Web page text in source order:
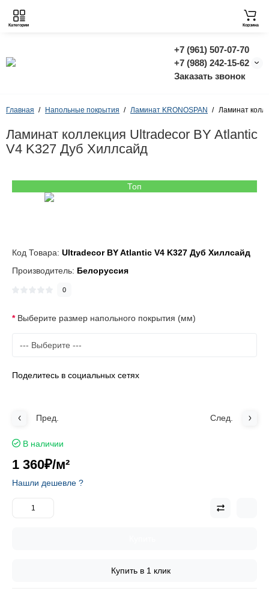
+7 (961) 507-07-70
+7 (988) 242-15-62
Заказать звонок
Категории Корзина
Главная Напольные покрытия Ламинат KRONOSPAN Ламинат
Ламинат коллекция Ultradecor BY Atlantic
V4 K327 Дуб Хиллсайд
Топ
Код Товара: Ultradecor BY Atlantic V4 K327 Дуб Хиллсайд
Производитель: Белоруссия
0
Выберите размер напольного покрытия (мм)
Поделитесь в социальных сетях
Пред. След.
В наличии
1 360₽/м²
Нашли дешевле ?
Купить в 1 клик